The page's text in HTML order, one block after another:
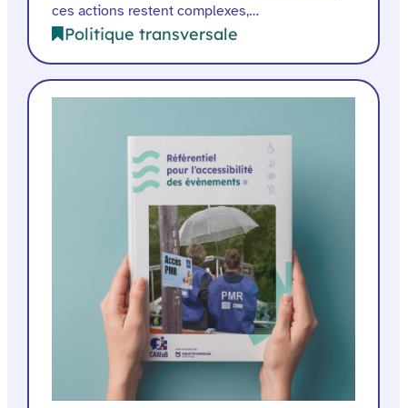
ces actions restent complexes,…
Politique transversale